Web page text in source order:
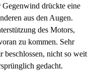
Gegenwind drückte eine
aus den Augen.
des Motors,
zu kommen. Sehr
beschlossen, nicht so weit
gedacht.